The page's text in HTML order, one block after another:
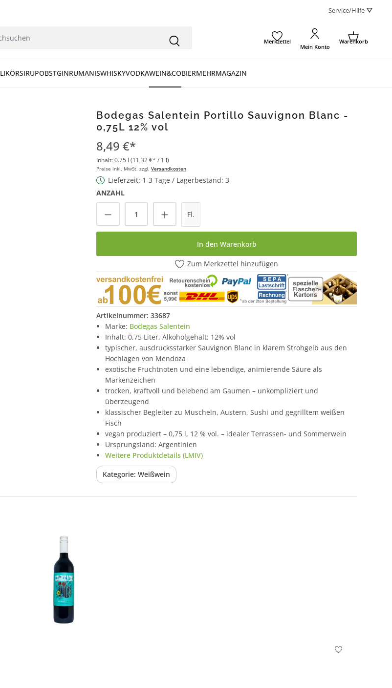
Service/Hilfe ⛛
Merkzettel
Mein Konto
Warenkorb
LIKÖRSIRUPOBSTGINRUMANISWHISKYVODKAWEIN&COBIERMEHRMAGAZIN
Bodegas Salentein Portillo Sauvignon Blanc -
0,75L 12% vol
8,49 €*
Inhalt:0.75 l (11,32 €* / 1 l)
Preise inkl. MwSt. zzgl. Versandkosten
Lieferzeit: 1-3 Tage / Lagerbestand: 3
ANZAHL
Produkt Anzahl: Gib den gewünschten Wert ein
Fl.
In den Warenkorb
Zum Merkzettel hinzufügen
Artikelnummer: 33687
Marke: Bodegas Salentein
Inhalt: 0,75 Liter, Alkoholgehalt: 12% vol
typischer, ausdrucksstarker Sauvignon Blanc in klarem Strohgelb aus den
Hochlagen von Mendoza
exotische Fruchtnoten und eine lebendige, animierende Säure als
Markenzeichen
trocken, kraftvoll und belebend am Gaumen – unkompliziert und
überzeugend
klassischer Begleiter zu Muscheln, Austern, Sushi und gegrilltem weißen
Fisch
vegan produziert – 0,75 l, 12 % vol. – idealer Terrassen- und Sommerwein
Ursprungsland: Argentinien
Weitere Produktdetails (LMIV)
Kategorie: Weißwein
In den Korb